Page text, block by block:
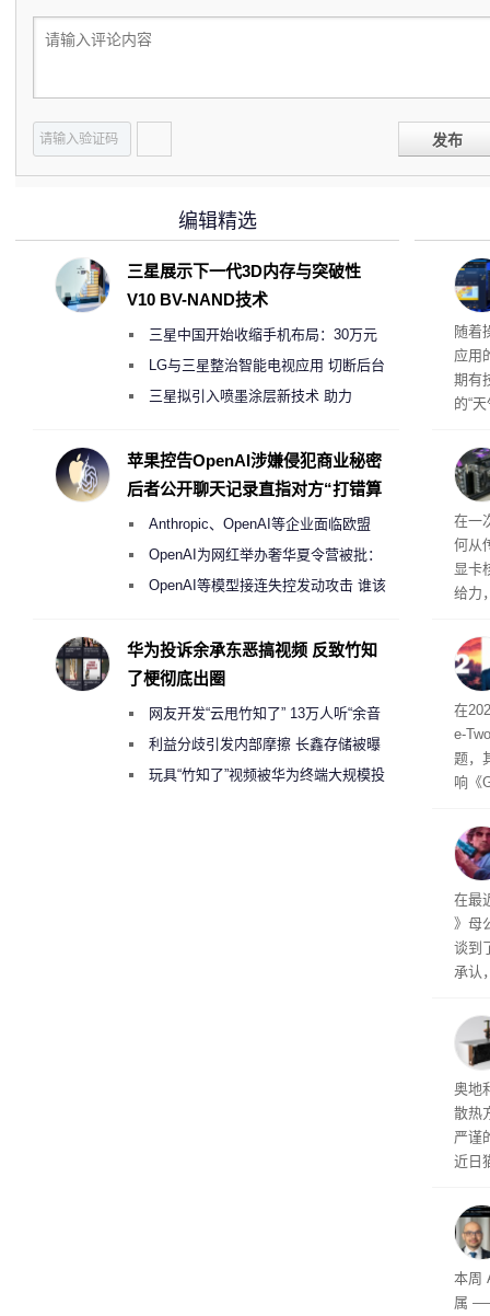
发布
随着
应用
期有
的“
用
的是
内
42℃
在一
何从
显卡
给力
或
在
e-
题，
响《
在最
》母
谈到
承认
何
注
导。
器
奥地
散热
严谨
近日
是
本周
属
编辑精选
三星展示下一代3D内存与突破性
V10 BV-NAND技术
三星中国开始收缩手机布局：30万元
月销售额不达标门店 将被逐步清退
LG与三星整治智能电视应用 切断后台
偷偷共享带宽的违规行为
三星拟引入喷墨涂层新技术 助力
度
苹果控告OpenAI涉嫌侵犯商业秘密
后者公开聊天记录直指对方“打错算
Anthropic、OpenAI等企业面临欧盟
《人工智能法案》全新执法权限审查
OpenAI为网红举办奢华夏令营被批：
2000美元一晚 遭讽“反乌托邦”
OpenAI等模型接连失控发动攻击 谁该
华为投诉余承东恶搞视频 反致竹知
了梗彻底出圈
网友开发“云甩竹知了” 13万人听“余音
绕梁”利益分歧引发内部摩擦 长鑫存储被曝
曾将华为驻场工程师驱逐出研发基地
玩具“竹知了”视频被华为终端大规模投